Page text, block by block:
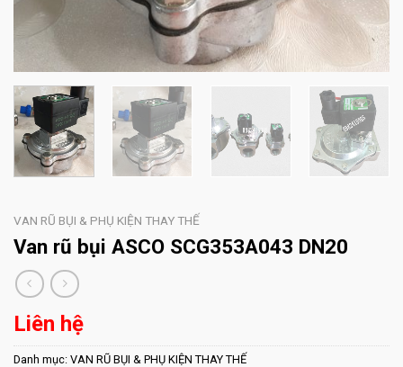
VAN RŨ BỤI & PHỤ KIỆN THAY THẾ
Van rũ bụi ASCO SCG353A043 DN20
Liên hệ
Danh mục: VAN RŨ BỤI & PHỤ KIỆN THAY THẾ